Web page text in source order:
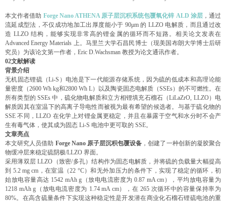
本文作者借助 Forge Nano ATHENA 原子层沉积系统包覆氧化锌 ALD 涂层，通过
流延成型法，不仅成功地加工出厚度能小于 90μm 的 LLZO 电解质，而且通过改
造 LLZO 结构，能够实现非常高的锂金属的循环而不短路。相关论文发表在
Advanced Energy Materials 上。马里兰大学石昌民博士（现美国布朗大学博士后研
究员）为该论文第一作者，Eric D.Wachsman 教授为论文通讯作者。
02文献解读
背景介绍
无机固态锂硫（Li-S）电池是下一代能源存储系统，因为硫的低成本和高理论能
量密度（2600 Wh kg和2800 Wh L）以及陶瓷固态电解质（SSEs）的不可燃性。在
所有类型的 SSEs 中，硫化物电解质和立方相锂填充石榴石（LiLaZrO, LLZO）电
解质因其在室温下的高离子导电性而被视为最有希望的候选者。与基于硫化物的
SSE 不同，LLZO 在化学上对锂金属更稳定，并且在暴露于空气和水分时不会产
生有毒气体，使其成为固态 Li-S 电池中更可取的 SSE。
文章亮点
本文研究人员借助 Forge Nano 原子层沉积包覆设备 ，创建了一种创新的凝胶聚合
物缓冲层来稳定硫阴极/LLZO 界面。
采用薄双层 LLZO（致密/多孔）结构作为固态电解质，并将硫的负载量大幅提高
到 5.2 mg cm，在室温（22 °C）和无外加压力的条件下，实现了稳定的循环，初
始放电容量高达 1542 mAh g（放电电流密度为 0.87 mA cm），平均放电容量为
1218 mAh g（放电电流密度为 1.74 mA cm），在 265 次循环中的容量保持率为
80%。在高含硫量条件下实现这种稳定性是开发潜在商业化石榴石锂硫电池的重